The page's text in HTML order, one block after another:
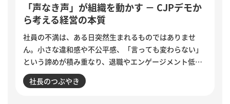
「声なき声」が組織を動かす － CJPデモか
ら考える経営の本質
社員の不満は、ある日突然生まれるものではありませ
ん。小さな違和感や不公平感、「言っても変わらない」
という諦めが積み重なり、退職やエンゲージメント低下
として表面化します。インドで若者の抗議運動が教育相
の辞任につながった出来事から、組織に潜む「声なき
社長のつぶやき